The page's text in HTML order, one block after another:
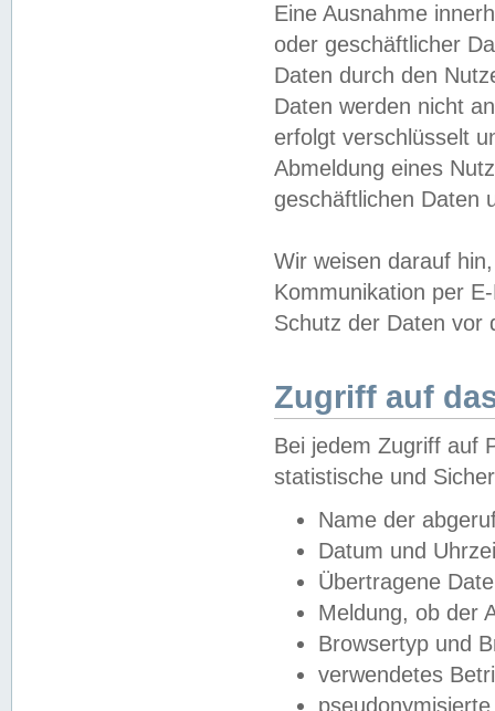
Eine Ausnahme
oder geschäftlicher
Daten durch den
Daten werden nicht
erfolgt verschlüsselt
Abmeldung eines
geschäftlichen Daten
Wir weisen darauf
Kommunikation per
Schutz der Daten vor
Zugriff auf
Bei jedem Zugriff auf
statistische und
Name der
Datum und
Übertragene
Meldung, ob der
Browsertyp und
verwendetes